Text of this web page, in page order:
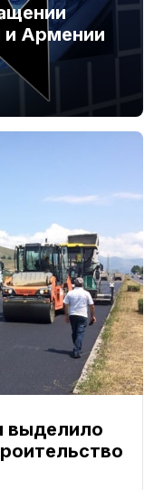
и Армении
выделило